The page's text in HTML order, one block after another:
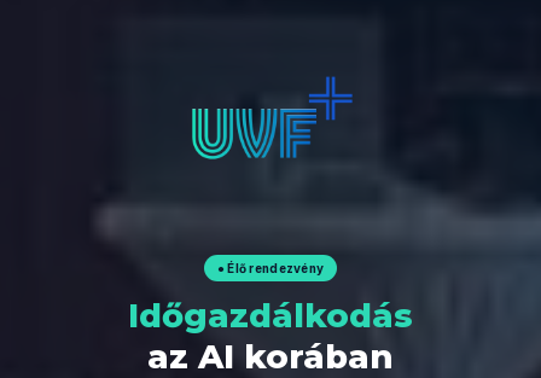
● Élő rendezvény
Időgazdálkodás
az AI korában